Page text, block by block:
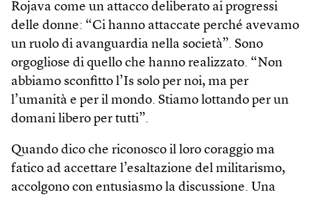
Rojava come un attacco deliberato ai progressi
delle donne: “Ci hanno attaccate perché avevamo
un ruolo di avanguardia nella società”. Sono
orgogliose di quello che hanno realizzato. “Non
abbiamo sconfitto l’Is solo per noi, ma per
l’umanità e per il mondo. Stiamo lottando per un
domani libero per tutti”.
Quando dico che riconosco il loro coraggio ma
fatico ad accettare l’esaltazione del militarismo,
accolgono con entusiasmo la discussione. Una